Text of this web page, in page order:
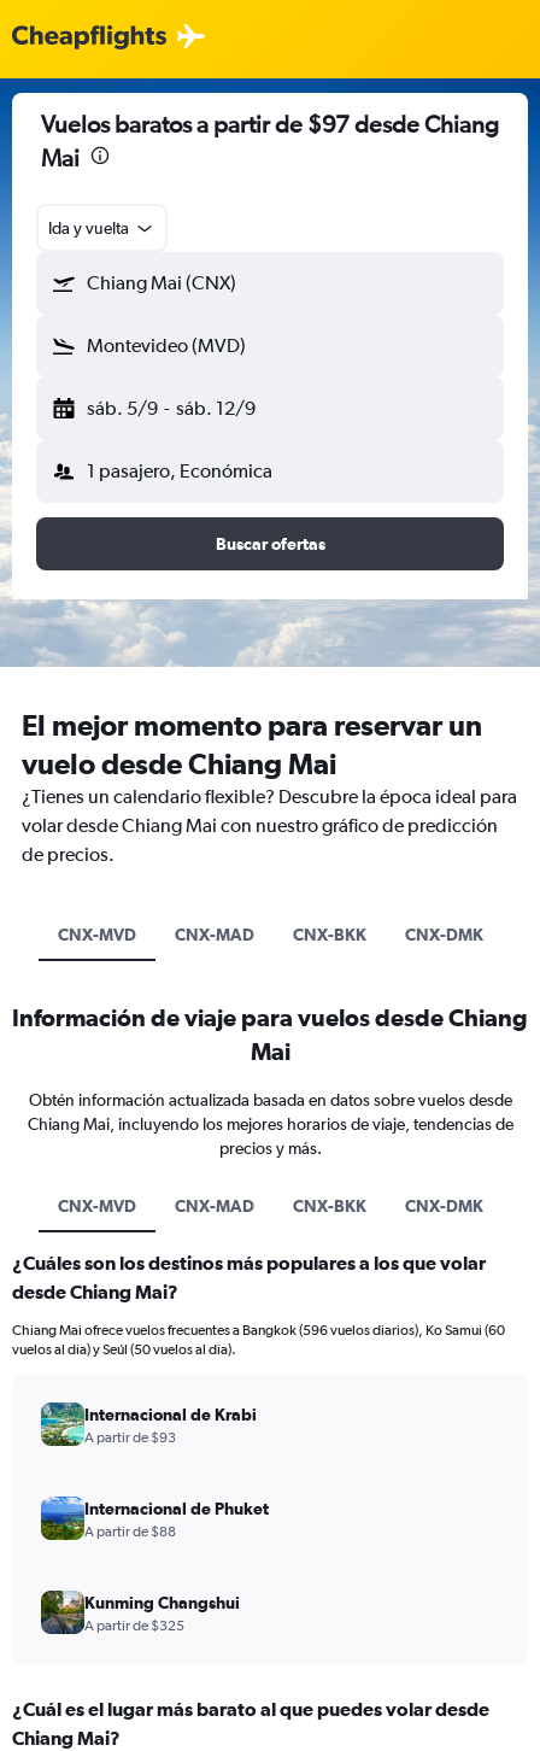
Vuelos baratos a partir de $97 desde Chiang
Mai
Ida y vuelta
Chiang Mai (CNX)
Montevideo (MVD)
sáb. 5/9 - sáb. 12/9
1 pasajero, Económica
Buscar ofertas
El mejor momento para reservar un
vuelo desde Chiang Mai
¿Tienes un calendario flexible? Descubre la época ideal para
volar desde Chiang Mai con nuestro gráfico de predicción
de precios.
CNX-MVD CNX-MAD CNX-BKK CNX-DMK
Información de viaje para vuelos desde Chiang
Mai
Obtén información actualizada basada en datos sobre vuelos desde
Chiang Mai, incluyendo los mejores horarios de viaje, tendencias de
precios y más.
CNX-MVD CNX-MAD CNX-BKK CNX-DMK
¿Cuáles son los destinos más populares a los que volar
desde Chiang Mai?
Chiang Mai ofrece vuelos frecuentes a Bangkok (596 vuelos diarios), Ko Samui (60
vuelos al día) y Seúl (50 vuelos al día).
Internacional de Krabi
A partir de $93
Internacional de Phuket
A partir de $88
Kunming Changshui
A partir de $325
¿Cuál es el lugar más barato al que puedes volar desde
Chiang Mai?